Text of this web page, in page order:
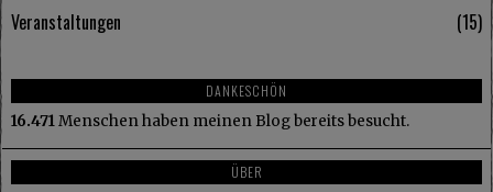
Veranstaltungen
15
DANKESCHÖN
16.471Menschen haben meinen Blog bereits besucht.
ÜBER